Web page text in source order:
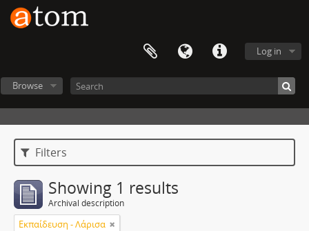
Log in
Browse
Filters
Showing 1 results
Archival description
Εκπαίδευση - Λάρισα